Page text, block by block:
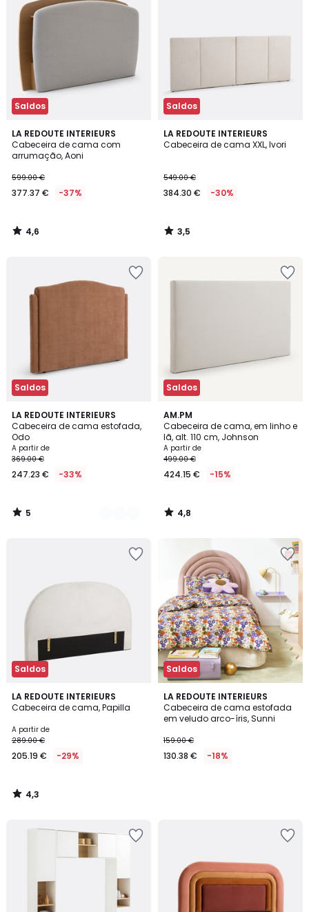
Saldos
LA REDOUTE INTERIEURS
Cabeceira de cama com
arrumação, Aoni
599.00 €
377.37 € -37%
4,6
/ 5
4,6
/
Saldos
LA REDOUTE INTERIEURS
Cabeceira de cama XXL, Ivori
549.00 €
384.30 € -30%
3,5
/ 5
3,5
/
Saldos
LA REDOUTE INTERIEURS
Cabeceira de cama estofada,
Odo
A partir de
369.00 €
247.23 € -33%
5
/
5
2
Cores
5
/
Saldos
AM.PM
Cabeceira de cama, em linho e
lã, alt. 110 cm, Johnson
A partir de
499.00 €
424.15 € -15%
4,8
/ 5
4,8
/
Saldos
LA REDOUTE INTERIEURS
Cabeceira de cama, Papilla
A partir de
289.00 €
205.19 € -29%
4,3
/ 5
4,3
/
Saldos
LA REDOUTE INTERIEURS
Cabeceira de cama estofada
em veludo arco-íris, Sunni
159.00 €
130.38 € -18%